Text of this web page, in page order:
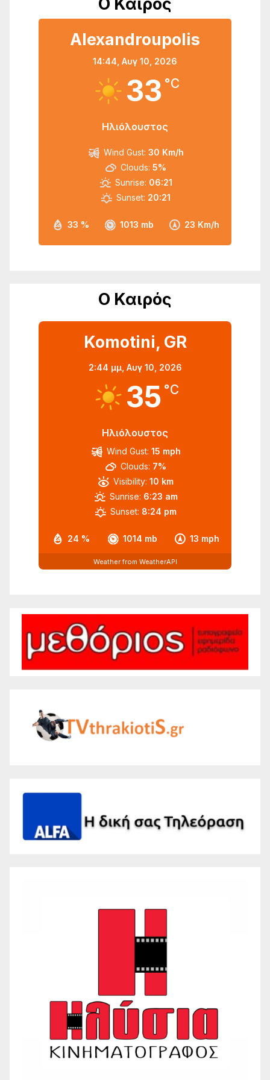
Ο Καιρός
Alexandroupolis
14:44, Αυγ 10, 2026
33 °C
Ηλιόλουστος
33 % 1013 mb 23 Km/h
Wind Gust: 30 Km/h
Clouds: 5%
Sunrise: 06:21
Sunset: 20:21
Ο Καιρός
Komotini, GR
2:44 μμ, Αυγ 10, 2026
35 °C
Ηλιόλουστος
24 % 1014 mb 13 mph
Wind Gust: 15 mph
Clouds: 7%
Visibility: 10 km
Sunrise: 6:23 am
Sunset: 8:24 pm
Weather from WeatherAPI